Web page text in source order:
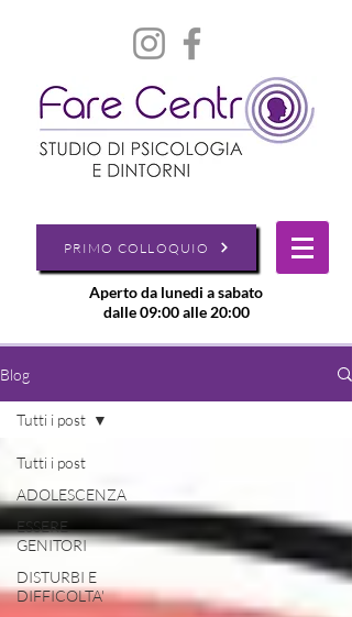
PRIMO COLLOQUIO
Aperto da lunedi a sabato
dalle 09:00 alle 20:00
Blog
Tutti i post
ADOLESCENZA
ESSERE
GENITORI
DISTURBI E
DIFFICOLTA'
Tutti i post